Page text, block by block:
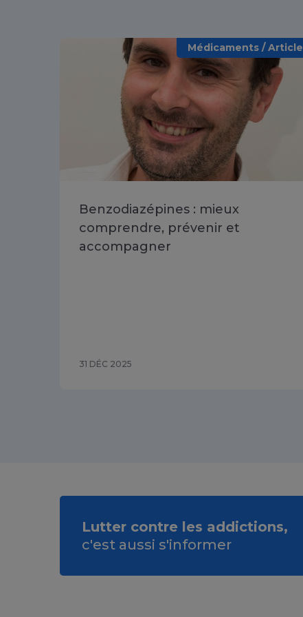
Médicaments / Article
Benzodiazépines : mieux
comprendre, prévenir et
accompagner
31 DÉC 2025
Lutter contre les addictions,
c'est aussi s'informer